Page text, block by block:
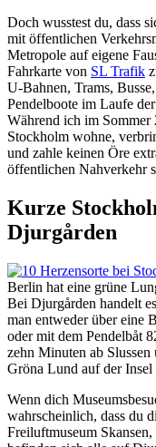
Doch wusstest du, dass
mit öffentlichen
Metropole auf eigene
Fahrkarte von SL Trafik
U-Bahnen, Trams,
Pendelboote im Laufe
Während ich im
Stockholm wohne,
und zahle keinen Öre
öffentlichen Nahverkehr
Kurze
Djurgården
Berlin hat eine grüne
Bei Djurgården handelt
man entweder über eine
oder mit dem Pendelbåt
zehn Minuten ab
Gröna Lund auf der Insel
Wenn dich
wahrscheinlich, dass du
Freiluftmuseum